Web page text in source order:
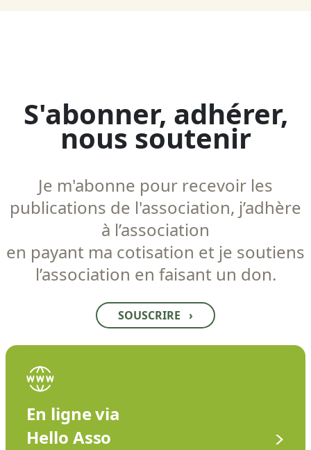
S'abonner, adhérer,
nous soutenir
Je m'abonne pour recevoir les
publications de l'association, j’adhère
à l’association
en payant ma cotisation et je soutiens
l’association en faisant un don.
SOUSCRIRE ›
En ligne via
Hello Asso